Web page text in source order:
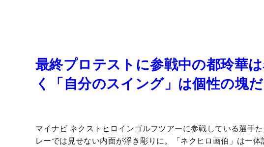
最終プロテストに参戦中の都玲華
く「自分のスイング」は個性の塊だ
マイナビ ネクストヒロインゴルフツアーに参戦している選手
レーでは見せない内面が浮き彫りに。「ネクヒロ画伯」は一